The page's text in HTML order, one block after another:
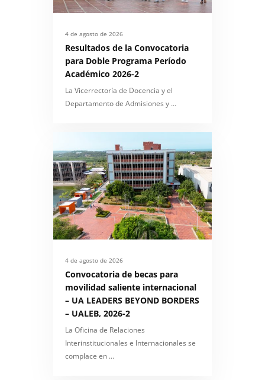
4 de agosto de 2026
Resultados de la Convocatoria
para Doble Programa Período
Académico 2026-2
La Vicerrectoría de Docencia y el
Departamento de Admisiones y …
4 de agosto de 2026
Convocatoria de becas para
movilidad saliente internacional
– UA LEADERS BEYOND BORDERS
– UALEB, 2026-2
La Oficina de Relaciones
Interinstitucionales e Internacionales se
complace en …